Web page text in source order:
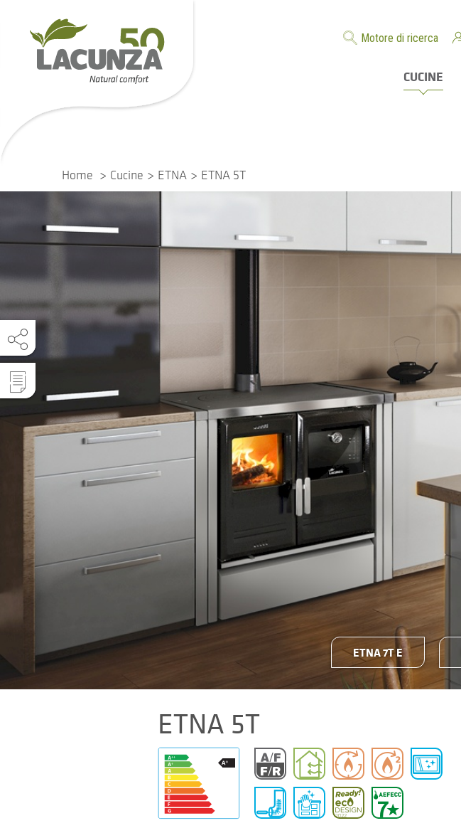
Motore di ricerca
CUCINE
Home Cucine ETNA ETNA 5T
ETNA 7T E
ETNA 5T